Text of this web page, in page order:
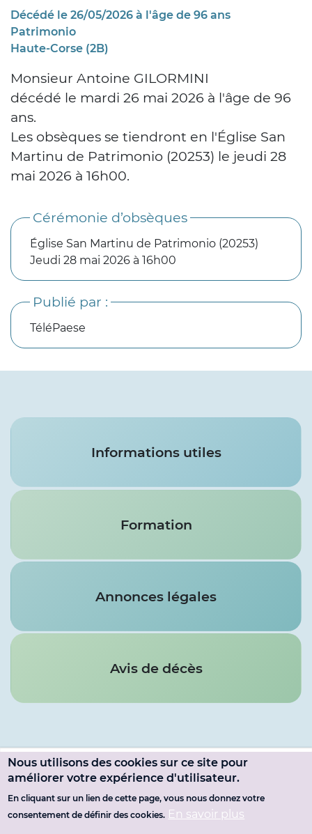
Décédé le 26/05/2026 à l'âge de 96 ans
Patrimonio
Haute-Corse (2B)
Monsieur Antoine GILORMINI
décédé le mardi 26 mai 2026 à l'âge de 96
ans.
Les obsèques se tiendront en l'Église San
Martinu de Patrimonio (20253) le jeudi 28
mai 2026 à 16h00.
Cérémonie d’obsèques
Église San Martinu de Patrimonio (20253)
Jeudi 28 mai 2026 à 16h00
Publié par :
TéléPaese
Services
Informations utiles
Formation
Annonces légales
Avis de décès
Menu
du
compte
SE CONNECTER
Pied
MENTIONS LÉGALES
Nous utilisons des cookies sur ce site pour
améliorer votre expérience d'utilisateur.
En cliquant sur un lien de cette page, vous nous donnez votre
consentement de définir des cookies. En savoir plus